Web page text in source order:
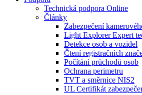
Technická podpora Online
Články
Zabezpečení
Light Explorer Expert
Detekce osob a vozidel
Čtení registračních
Počítání průchodů osob
Ochrana perimetru
TVT a směrnice NIS2
UL Certifikát